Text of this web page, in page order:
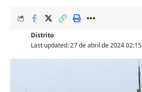
Last updated: 27 de abril de 2024 02:15
Distrito